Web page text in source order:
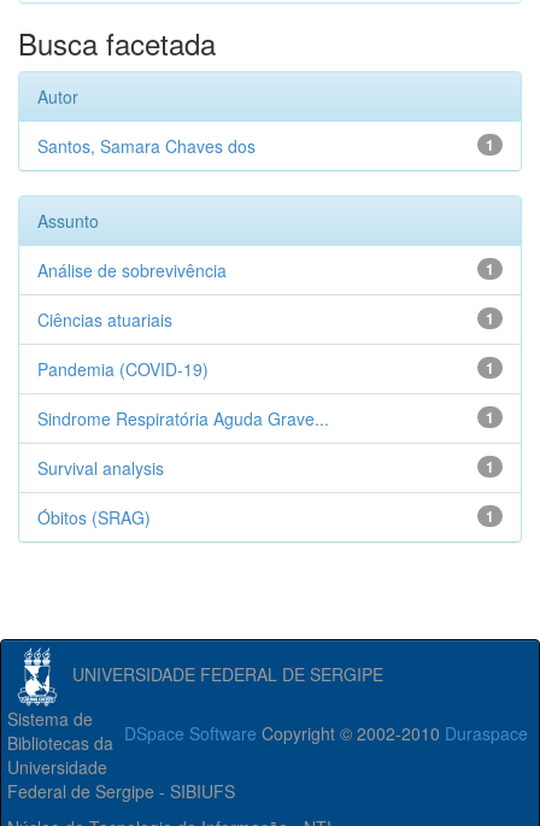
Busca facetada
Autor
1
Santos, Samara Chaves dos
Assunto
1
Análise de sobrevivência
1
Ciências atuariais
1
Pandemia (COVID-19)
1
Sindrome Respiratória Aguda Grave...
1
Survival analysis
1
Óbitos (SRAG)
UNIVERSIDADE FEDERAL DE SERGIPE
DSpace Software Copyright © 2002-2010 Duraspace
Sistema de
Bibliotecas da
Universidade
Federal de Sergipe - SIBIUFS